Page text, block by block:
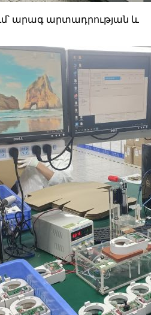
արագ արտադրության և